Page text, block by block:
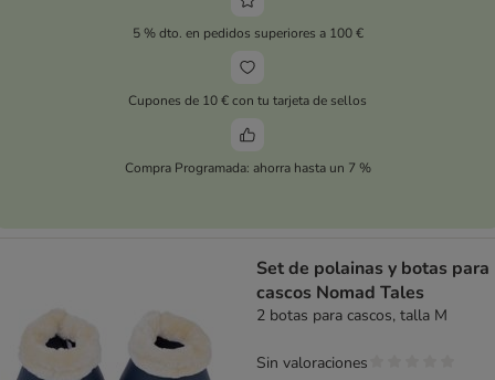
5 % dto. en pedidos superiores a 100 €
Cupones de 10 € con tu tarjeta de sellos
Compra Programada: ahorra hasta un 7 %
Set de polainas y botas para
cascos Nomad Tales
2 botas para cascos, talla M
Sin valoraciones